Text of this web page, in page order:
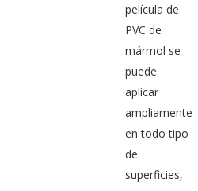
película de
PVC de
mármol se
puede
aplicar
ampliamente
en todo tipo
de
superficies,